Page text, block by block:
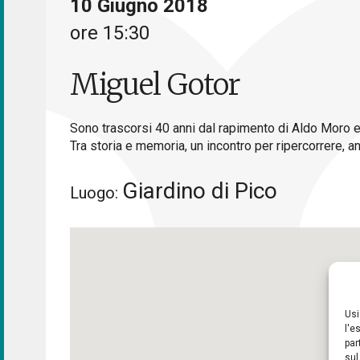
10 Giugno 2018
ore 15:30
Miguel Gotor
Sono trascorsi 40 anni dal rapimento di Aldo Moro
Tra storia e memoria, un incontro per ripercorrere,
Luogo: Giardino di Pico